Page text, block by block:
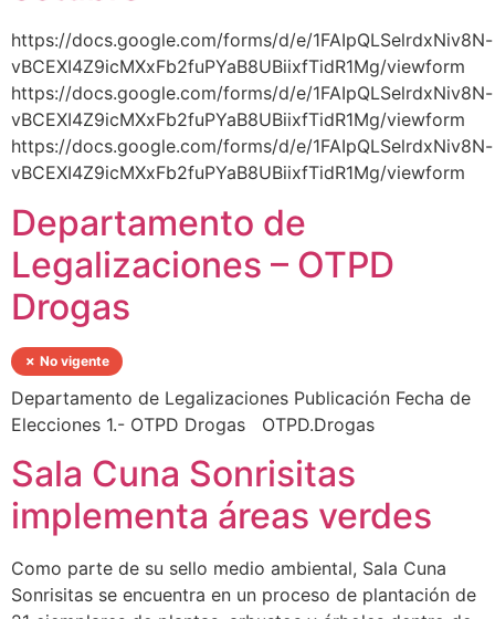
https://docs.google.com/forms/d/e/1FAIpQLSelrdxNiv8N-
vBCEXI4Z9icMXxFb2fuPYaB8UBiixfTidR1Mg/viewform
https://docs.google.com/forms/d/e/1FAIpQLSelrdxNiv8N-
vBCEXI4Z9icMXxFb2fuPYaB8UBiixfTidR1Mg/viewform
https://docs.google.com/forms/d/e/1FAIpQLSelrdxNiv8N-
vBCEXI4Z9icMXxFb2fuPYaB8UBiixfTidR1Mg/viewform
Departamento de
Legalizaciones – OTPD
Drogas
✗ No vigente
Departamento de Legalizaciones Publicación Fecha de
Elecciones 1.- OTPD Drogas OTPD.Drogas
Sala Cuna Sonrisitas
implementa áreas verdes
Como parte de su sello medio ambiental, Sala Cuna
Sonrisitas se encuentra en un proceso de plantación de